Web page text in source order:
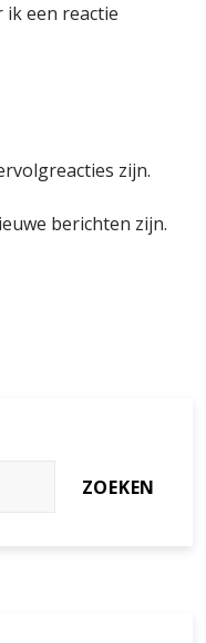
een reactie
zijn.
berichten zijn.
ZOEKEN